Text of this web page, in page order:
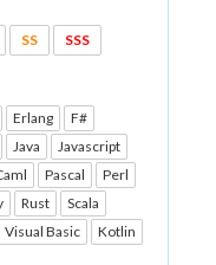
SS SSS
Erlang
F#
Java
Javascript
Pascal
Perl
Rust
Scala
Visual Basic Kotlin